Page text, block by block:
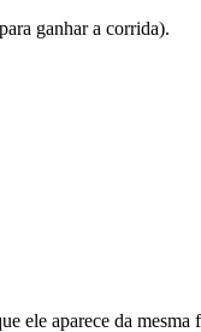
ganhar a corrida).
ele aparece da